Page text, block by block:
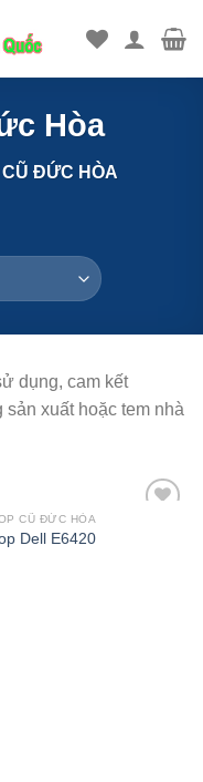
Hòa
CŨ ĐỨC HÒA
dụng, cam kết
xuất hoặc tem nhà
CŨ ĐỨC HÒA
Dell E6420